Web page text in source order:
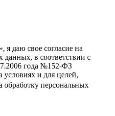
даю свое согласие на
данных, в соответствии с
года №152-ФЗ
и для целей,
персональных